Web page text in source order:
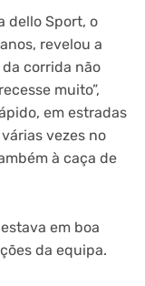
dello Sport, o
revelou a
corrida não
muito”,
em estradas
vezes no
à caça de
em boa
da equipa.